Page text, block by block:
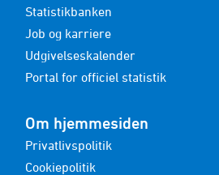
Statistikbanken
Job og karriere
Udgivelseskalender
Portal for officiel statistik
Om hjemmesiden
Privatlivspolitik
Cookiepolitik